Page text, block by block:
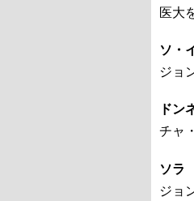
医大
ソ・
ジョ
ドン
チャ
ソラ
ジョ